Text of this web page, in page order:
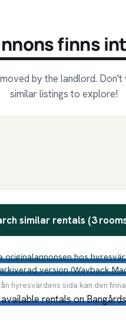
finns
by the landlord.
similar listings to explore!
similar rentals (3
originalannonsen hos
version (Wayback
hyresvärdens sida kan den
rentals on